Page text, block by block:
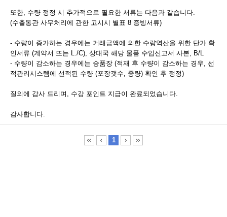
또한, 수량 정정 시 추가적으로 필요한 서류는 다음과 같습니다.
(수출통관 사무처리에 관한 고시시 별표 8 증빙서류)
- 수량이 증가하는 경우에는 거래금액에 의한 수량역산을 위한 단가 확
인서류 (계약서 또는 L./C), 상대국 해당 물품 수입신고서 사본, B/L
- 수량이 감소하는 경우에는 송품장 (적재 후 수량이 감소하는 경우, 선
적관리시스템에 선적된 수량 (포장갯수, 중량) 확인 후 정정)
질의에 감사 드리며, 수강 포인트 지급이 완료되었습니다.
감사합니다.
1